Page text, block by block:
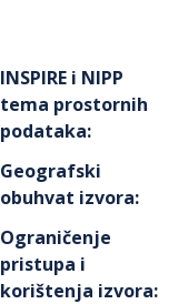
INSPIRE i NIPP
tema prostornih
podataka:
Geografski
obuhvat izvora:
Ograničenje
pristupa i
korištenja izvora: